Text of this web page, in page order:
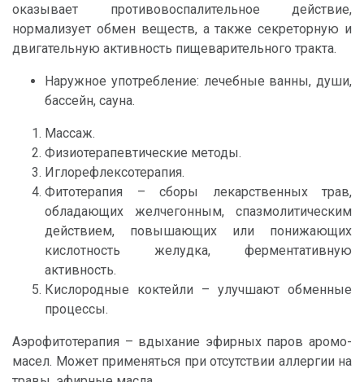
оказывает противовоспалительное действие,
нормализует обмен веществ, а также секреторную и
двигательную активность пищеварительного тракта.
Наружное употребление: лечебные ванны, души,
бассейн, сауна.
Массаж.
Физиотерапевтические методы.
Иглорефлексотерапия.
Фитотерапия – сборы лекарственных трав,
обладающих желчегонным, спазмолитическим
действием, повышающих или понижающих
кислотность желудка, ферментативную
активность.
Кислородные коктейли – улучшают обменные
процессы.
Аэрофитотерапия – вдыхание эфирных паров аромо-
масел. Может применяться при отсутствии аллергии на